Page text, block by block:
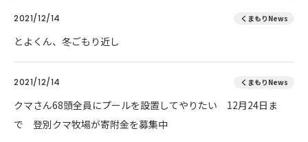
2021/12/14 くまもりNews
とよくん、冬ごもり近し
2021/12/14 くまもりNews
クマさん68頭全員にプールを設置してやりたい 12月24日ま
で 登別クマ牧場が寄附金を募集中